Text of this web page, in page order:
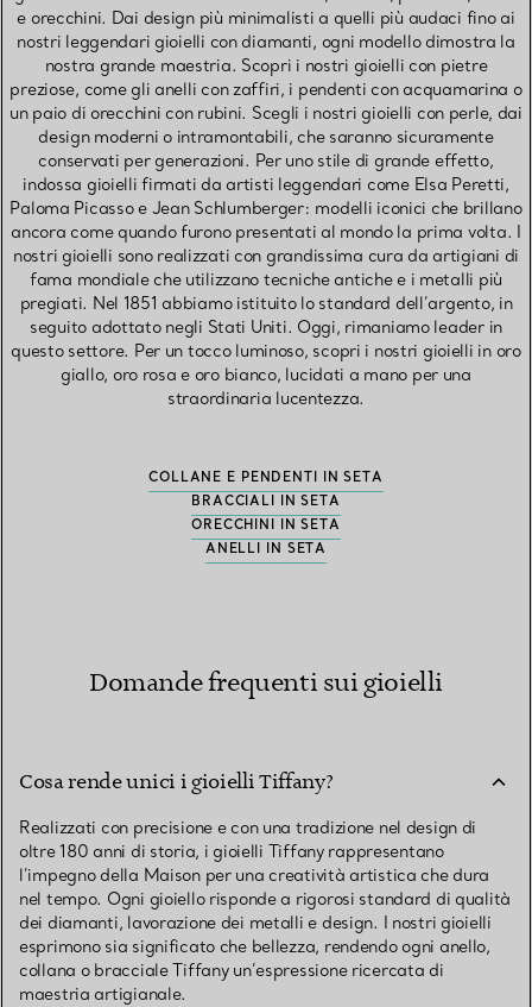
e orecchini. Dai design più minimalisti a quelli più audaci fino ai
nostri leggendari gioielli con diamanti, ogni modello dimostra la
nostra grande maestria. Scopri i nostri gioielli con pietre
preziose, come gli anelli con zaffiri, i pendenti con acquamarina o
un paio di orecchini con rubini. Scegli i nostri gioielli con perle, dai
design moderni o intramontabili, che saranno sicuramente
conservati per generazioni. Per uno stile di grande effetto,
indossa gioielli firmati da artisti leggendari come Elsa Peretti,
Paloma Picasso e Jean Schlumberger: modelli iconici che brillano
ancora come quando furono presentati al mondo la prima volta. I
nostri gioielli sono realizzati con grandissima cura da artigiani di
fama mondiale che utilizzano tecniche antiche e i metalli più
pregiati. Nel 1851 abbiamo istituito lo standard dell’argento, in
seguito adottato negli Stati Uniti. Oggi, rimaniamo leader in
questo settore. Per un tocco luminoso, scopri i nostri gioielli in oro
giallo, oro rosa e oro bianco, lucidati a mano per una
straordinaria lucentezza.
COLLANE E PENDENTI IN SETA
BRACCIALI IN SETA
ORECCHINI IN SETA
ANELLI IN SETA
Domande frequenti sui gioielli
Cosa rende unici i gioielli Tiffany?
Realizzati con precisione e con una tradizione nel design di
oltre 180 anni di storia, i gioielli Tiffany rappresentano
l’impegno della Maison per una creatività artistica che dura
nel tempo. Ogni gioiello risponde a rigorosi standard di qualità
dei diamanti, lavorazione dei metalli e design. I nostri gioielli
esprimono sia significato che bellezza, rendendo ogni anello,
collana o bracciale Tiffany un’espressione ricercata di
maestria artigianale.